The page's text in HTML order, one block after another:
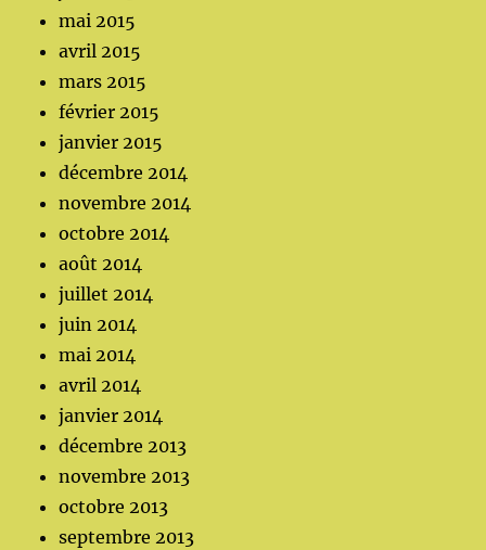
mai 2015
avril 2015
mars 2015
février 2015
janvier 2015
décembre 2014
novembre 2014
octobre 2014
août 2014
juillet 2014
juin 2014
mai 2014
avril 2014
janvier 2014
décembre 2013
novembre 2013
octobre 2013
septembre 2013